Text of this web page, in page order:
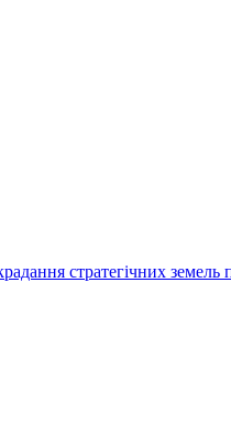
стратегічних земель